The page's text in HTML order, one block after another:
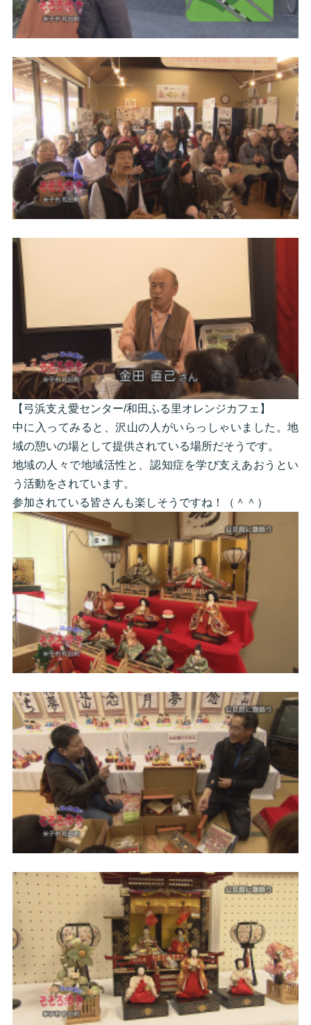
【弓浜支え愛センター/和田ふる里オレンジカフェ】
中に入ってみると、沢山の人がいらっしゃいました。地
域の憩いの場として提供されている場所だそうです。
地域の人々で地域活性と、認知症を学び支えあおうとい
う活動をされています。
参加されている皆さんも楽しそうですね！（＾＾）